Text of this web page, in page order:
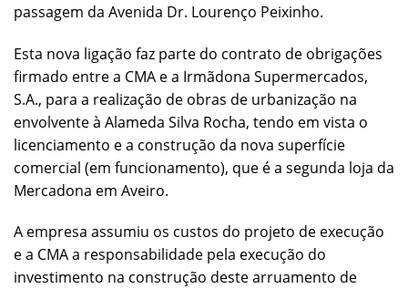
passagem da Avenida Dr. Lourenço Peixinho.
Esta nova ligação faz parte do contrato de obrigações
firmado entre a CMA e a Irmãdona Supermercados,
S.A., para a realização de obras de urbanização na
envolvente à Alameda Silva Rocha, tendo em vista o
licenciamento e a construção da nova superfície
comercial (em funcionamento), que é a segunda loja da
Mercadona em Aveiro.
A empresa assumiu os custos do projeto de execução
e a CMA a responsabilidade pela execução do
investimento na construção deste arruamento de